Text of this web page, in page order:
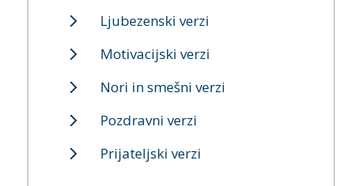
Ljubezenski verzi
Motivacijski verzi
Nori in smešni verzi
Pozdravni verzi
Prijateljski verzi